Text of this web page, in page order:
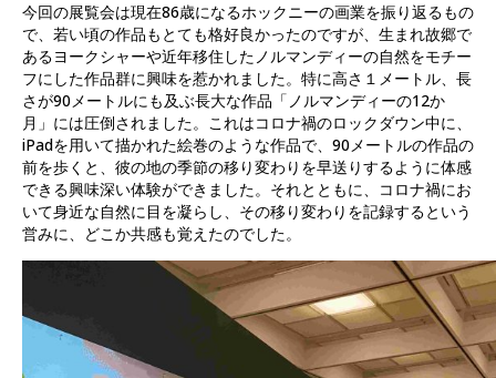
今回の展覧会は現在86歳になるホックニーの画業を振り返るもの
で、若い頃の作品もとても格好良かったのですが、生まれ故郷で
あるヨークシャーや近年移住したノルマンディーの自然をモチー
フにした作品群に興味を惹かれました。特に高さ１メートル、長
さが90メートルにも及ぶ長大な作品「ノルマンディーの12か
月」には圧倒されました。これはコロナ禍のロックダウン中に、
iPadを用いて描かれた絵巻のような作品で、90メートルの作品の
前を歩くと、彼の地の季節の移り変わりを早送りするように体感
できる興味深い体験ができました。それとともに、コロナ禍にお
いて身近な自然に目を凝らし、その移り変わりを記録するという
営みに、どこか共感も覚えたのでした。